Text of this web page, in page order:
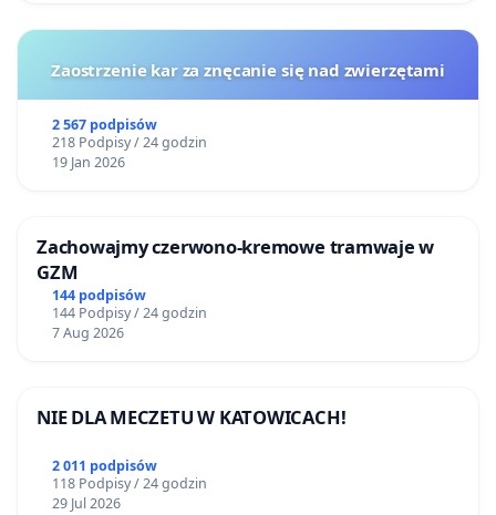
Zaostrzenie kar za znęcanie się nad zwierzętami
2 567 podpisów
218 Podpisy / 24 godzin
19 Jan 2026
Zachowajmy czerwono-kremowe tramwaje w
GZM
144 podpisów
144 Podpisy / 24 godzin
7 Aug 2026
NIE DLA MECZETU W KATOWICACH!
2 011 podpisów
118 Podpisy / 24 godzin
29 Jul 2026